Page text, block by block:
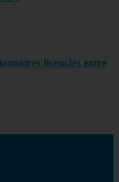
licenciés entre